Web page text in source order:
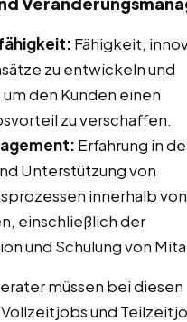
Fähigkeit,
zu entwickeln und
den Kunden einen
zu verschaffen.
Erfahrung in
Unterstützung von
innerhalb von
einschließlich der
und Schulung von
müssen bei diesen
und